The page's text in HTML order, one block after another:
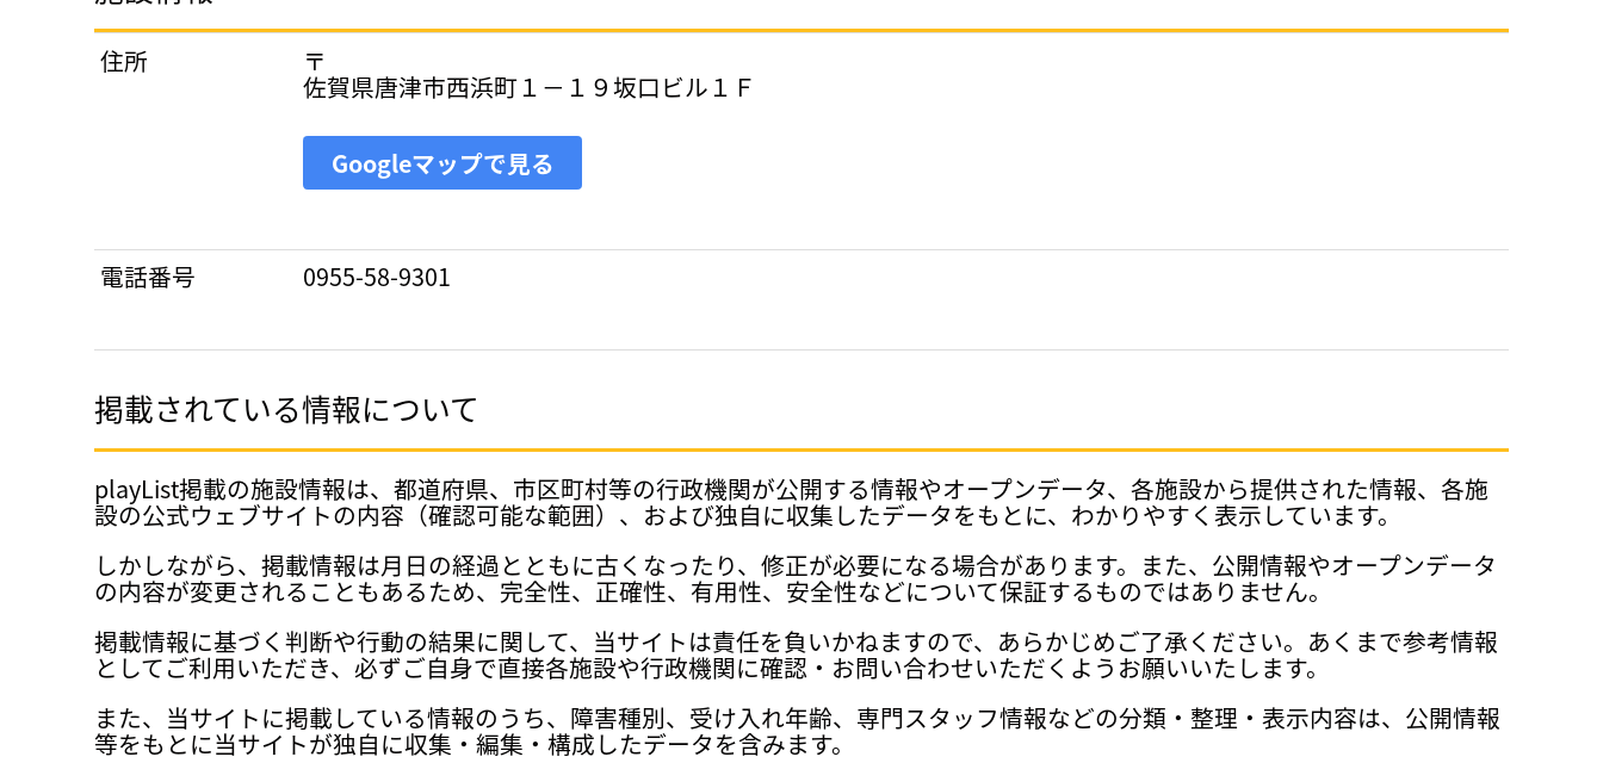
住所 〒
佐賀県唐津市西浜町１－１９坂口ビル１Ｆ
Googleマップで見る
電話番号 0955-58-9301
掲載されている情報について
playList掲載の施設情報は、都道府県、市区町村等の行政機関が公開する情報やオープンデータ、各施設から提供された情報、各施
設の公式ウェブサイトの内容（確認可能な範囲）、および独自に収集したデータをもとに、わかりやすく表示しています。
しかしながら、掲載情報は月日の経過とともに古くなったり、修正が必要になる場合があります。また、公開情報やオープンデータ
の内容が変更されることもあるため、完全性、正確性、有用性、安全性などについて保証するものではありません。
掲載情報に基づく判断や行動の結果に関して、当サイトは責任を負いかねますので、あらかじめご了承ください。あくまで参考情報
としてご利用いただき、必ずご自身で直接各施設や行政機関に確認・お問い合わせいただくようお願いいたします。
また、当サイトに掲載している情報のうち、障害種別、受け入れ年齢、専門スタッフ情報などの分類・整理・表示内容は、公開情報
等をもとに当サイトが独自に収集・編集・構成したデータを含みます。